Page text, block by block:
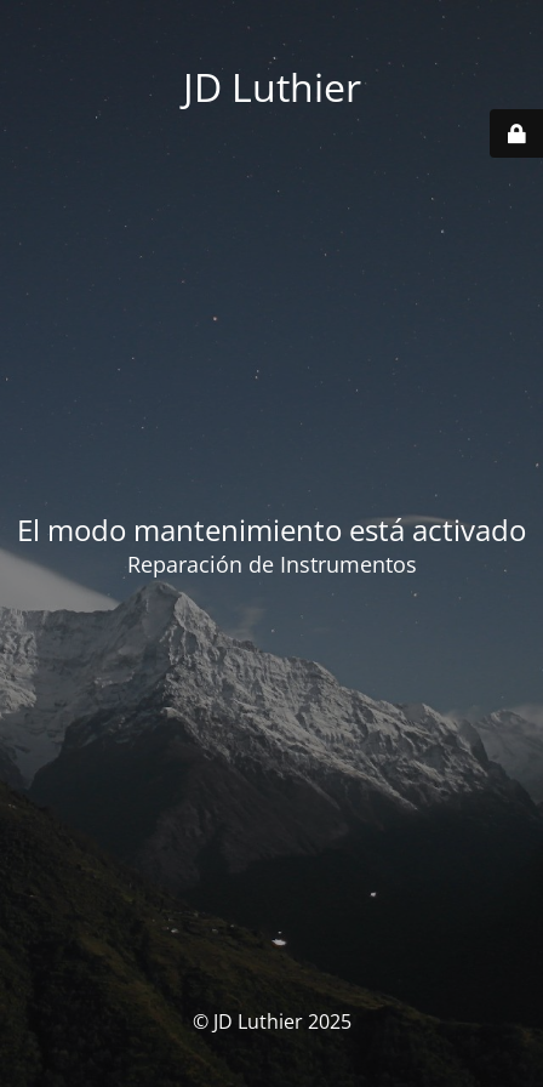
JD Luthier
El modo mantenimiento está activado
Reparación de Instrumentos
© JD Luthier 2025